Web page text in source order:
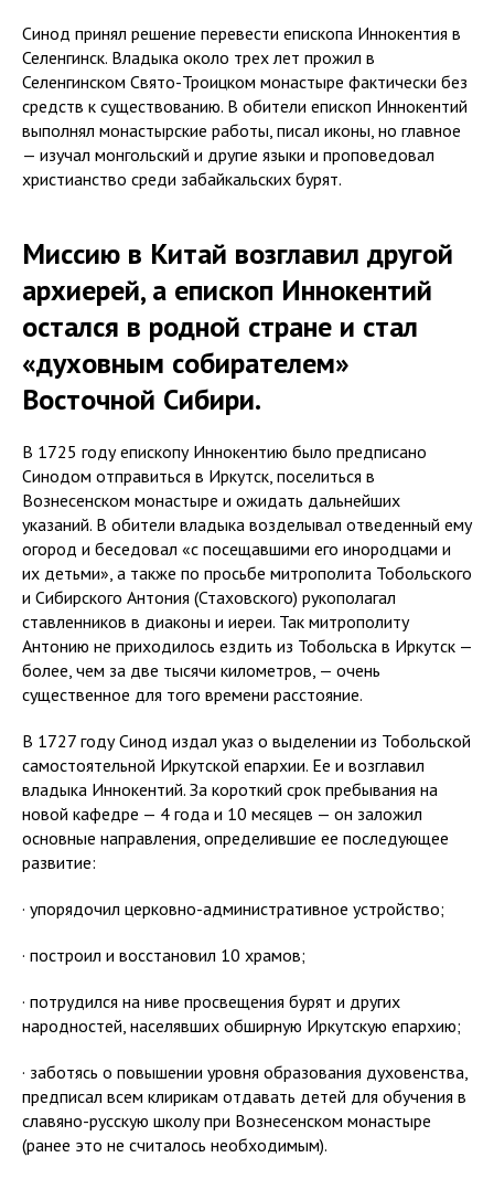
Синод принял решение перевести епископа Иннокентия в
Селенгинск. Владыка около трех лет прожил в
Селенгинском Свято-Троицком монастыре фактически без
средств к существованию. В обители епископ Иннокентий
выполнял монастырские работы, писал иконы, но главное
— изучал монгольский и другие языки и проповедовал
христианство среди забайкальских бурят.
Миссию в Китай возглавил другой
архиерей, а епископ Иннокентий
остался в родной стране и стал
«духовным собирателем»
Восточной Сибири.
В 1725 году епископу Иннокентию было предписано
Синодом отправиться в Иркутск, поселиться в
Вознесенском монастыре и ожидать дальнейших
указаний. В обители владыка возделывал отведенный ему
огород и беседовал «с посещавшими его инородцами и
их детьми», а также по просьбе митрополита Тобольского
и Сибирского Антония (Стаховского) рукополагал
ставленников в диаконы и иереи. Так митрополиту
Антонию не приходилось ездить из Тобольска в Иркутск —
более, чем за две тысячи километров, — очень
существенное для того времени расстояние.
В 1727 году Синод издал указ о выделении из Тобольской
самостоятельной Иркутской епархии. Ее и возглавил
владыка Иннокентий. За короткий срок пребывания на
новой кафедре — 4 года и 10 месяцев — он заложил
основные направления, определившие ее последующее
развитие:
· упорядочил церковно-административное устройство;
· построил и восстановил 10 храмов;
· потрудился на ниве просвещения бурят и других
народностей, населявших обширную Иркутскую епархию;
· заботясь о повышении уровня образования духовенства,
предписал всем клирикам отдавать детей для обучения в
славяно-русскую школу при Вознесенском монастыре
(ранее это не считалось необходимым).